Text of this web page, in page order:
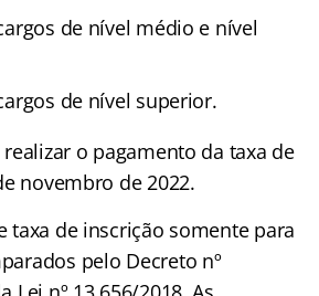
de nível médio e nível
de nível superior.
o pagamento da taxa de
novembro de 2022.
taxa de inscrição somente para
pelo Decreto nº